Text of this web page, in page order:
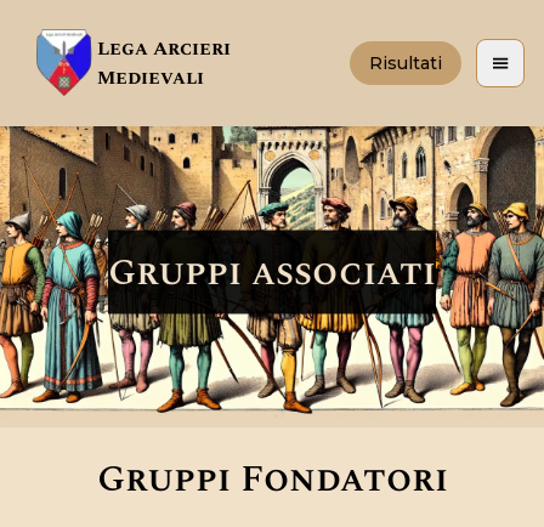
Lega Arcieri
Medievali
Risultati Apri
Gruppi associati
Gruppi Fondatori